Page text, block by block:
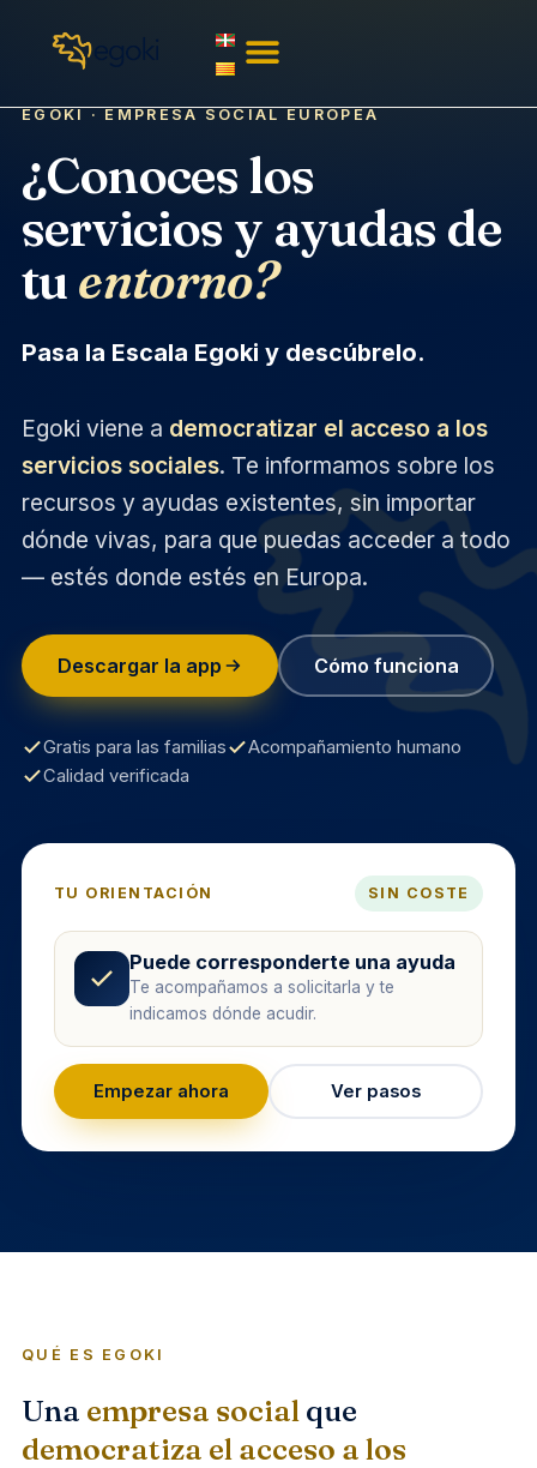
EGOKI · EMPRESA SOCIAL EUROPEA
¿Conoces los
servicios y ayudas de
tuentorno?
Pasa la Escala Egoki y descúbrelo.
Egoki viene a democratizar el acceso a los
servicios sociales. Te informamos sobre los
recursos y ayudas existentes, sin importar
dónde vivas, para que puedas acceder a todo
— estés donde estés en Europa.
Descargar la app Cómo funciona
Gratis para las familias
Acompañamiento humano
Calidad verificada
TU ORIENTACIÓN SIN COSTE
Puede corresponderte una ayuda
Te acompañamos a solicitarla y te
indicamos dónde acudir.
Empezar ahora Ver pasos
QUÉ ES EGOKI
Una empresa social que
democratiza el acceso a los